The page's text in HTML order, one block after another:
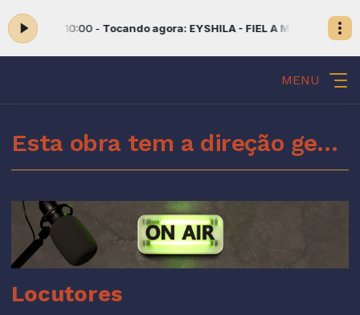
09:00 às 10:00 - Tocando agora: EYSHILA - FIEL A MIM
MENU
Esta obra tem a direção geral do Espírito Santo de Deus
Locutores